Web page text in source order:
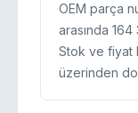
OEM parça
arasında 164
Stok ve fiyat
üzerinden